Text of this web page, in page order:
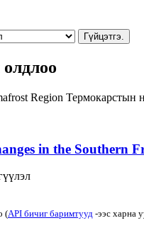
Гүйцэтгэ.
Region Термокарстын
in the Southern
(API бичиг баримтууд -ээс харна